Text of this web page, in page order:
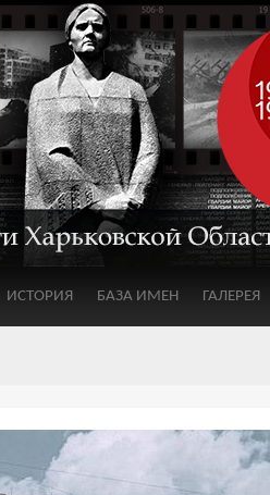
ИСТОРИЯ БАЗА ИМЕН ГАЛЕРЕЯ